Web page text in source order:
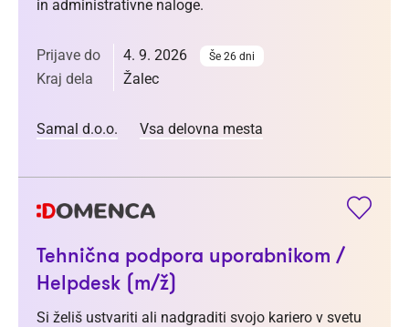
in administrativne naloge.
Prijave do 4. 9. 2026 Še 26 dni
Kraj dela Žalec
Samal d.o.o. Vsa delovna mesta
Tehnična podpora uporabnikom /
Helpdesk (m/ž)
Si želiš ustvariti ali nadgraditi svojo kariero v svetu